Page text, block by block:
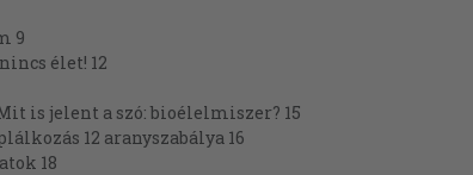
9
élet! 12
is jelent a szó: bioélelmiszer? 15
12 aranyszabálya 16
18